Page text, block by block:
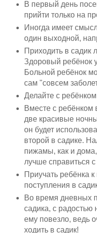
В первый день
прийти только на
Иногда имеет
один выходной,
Приходить в садик
Здоровый ребёнок
Больной ребёнок
сам "совсем
Делайте с ребёнком
Вместе с ребёнком
две красивые
он будет
второй в садике.
пижамы, как и
лучше справиться
Приучать ребёнка к
поступления в
Во время дневных
садика, с радостью
ему повезло, ведь
ходить в садик!